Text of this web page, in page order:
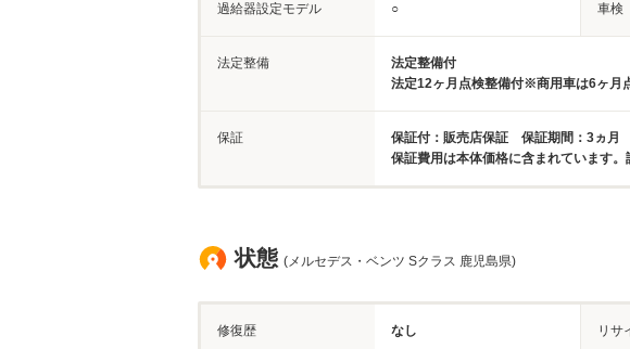
過給器設定モデル ○ 車検
法定整備
法定整備付
法定12ヶ月点検整備付※商用車は6ヶ月
保証
保証付：販売店保証 保証期間：3ヵ月
保証費用は本体価格に含まれています。
状態 (メルセデス・ベンツ Sクラス 鹿児島県)
修復歴 なし リサ